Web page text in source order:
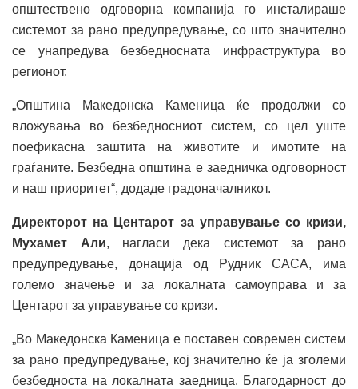
општествено одговорна компанија го инсталираше
системот за рано предупредување, со што значително
се унапредува безбедносната инфраструктура во
регионот.
„Општина Македонска Каменица ќе продолжи со
вложувања во безбедносниот систем, со цел уште
поефикасна заштита на животите и имотите на
граѓаните. Безбедна општина е заедничка одговорност
и наш приоритет“, додаде градоначалникот.
Директорот на Центарот за управување со кризи,
Мухамет Али, нагласи дека системот за рано
предупредување, донација од Рудник САСА, има
големо значење и за локалната самоуправа и за
Центарот за управување со кризи.
„Во Македонска Каменица е поставен современ систем
за рано предупредување, кој значително ќе ја зголеми
безбедноста на локалната заедница. Благодарност до